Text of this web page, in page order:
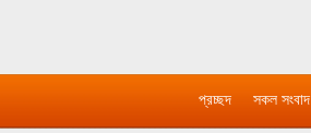
প্রচ্ছদ সকল সংবাদ